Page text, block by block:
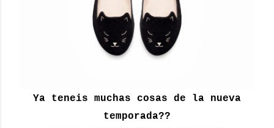
Ya teneis muchas cosas de la nueva
temporada??